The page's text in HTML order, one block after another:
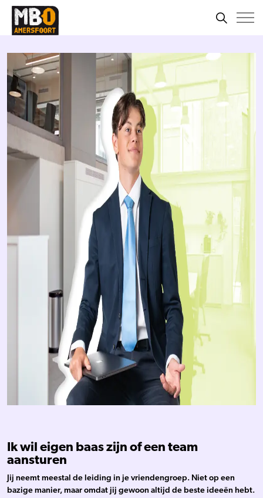
Ik wil eigen baas zijn of een team
aansturen
Jij neemt meestal de leiding in je vriendengroep. Niet op een
bazige manier, maar omdat jij gewoon altijd de beste ideeën hebt.